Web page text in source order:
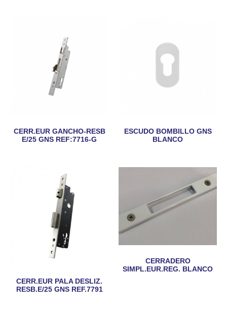
CERR.EUR GANCHO-RESB
E/25 GNS REF:7716-G
ESCUDO BOMBILLO GNS
BLANCO
CERR.EUR PALA DESLIZ.
RESB.E/25 GNS REF.7791
CERRADERO
SIMPL.EUR.REG. BLANCO